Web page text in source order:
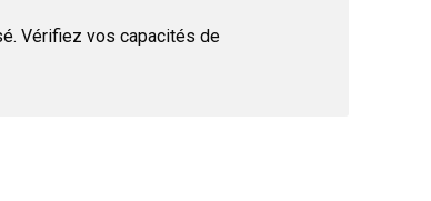
Vérifiez vos capacités de